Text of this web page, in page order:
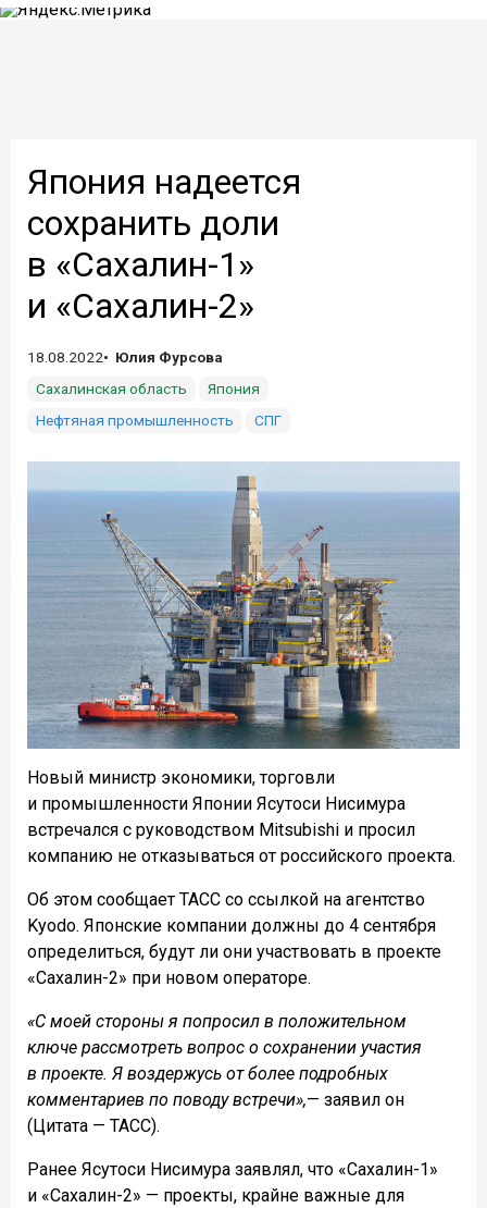
Япония надеется
сохранить доли
в «Сахалин-1»
и «Сахалин-2»
18.08.2022
Юлия Фурсова
Сахалинская область
Япония
Нефтяная промышленность
СПГ
Новый министр экономики, торговли
и промышленности Японии Ясутоси Нисимура
встречался с руководством Mitsubishi и просил
компанию не отказываться от российского проекта.
Об этом сообщает ТАСС со ссылкой на агентство
Kyodo. Японские компании должны до 4 сентября
определиться, будут ли они участвовать в проекте
«Сахалин-2» при новом операторе.
«С моей стороны я попросил в положительном
ключе рассмотреть вопрос о сохранении участия
в проекте. Я воздержусь от более подробных
комментариев по поводу встречи»,— заявил он
(Цитата — ТАСС).
Ранее Ясутоси Нисимура заявлял, что «Сахалин-1»
и «Сахалин-2» — проекты, крайне важные для